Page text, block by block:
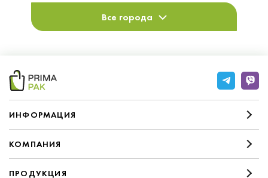
Все города
ИНФОРМАЦИЯ
КОМПАНИЯ
ПРОДУКЦИЯ